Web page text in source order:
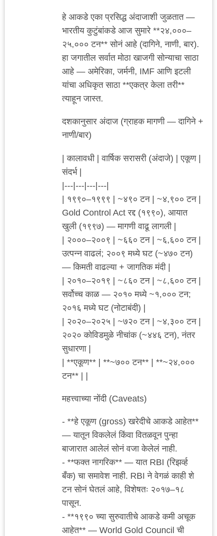
हे आकडे एका प्रसिद्ध अंदाजाशी जुळतात —
भारतीय कुटुंबांकडे आज सुमारे **२४,०००–
२५,००० टन** सोनं आहे (दागिने, नाणी, बार).
हा जगातील सर्वात मोठा खाजगी सोन्याचा साठा
आहे — अमेरिका, जर्मनी, IMF आणि इटली
यांचा अधिकृत साठा **एकत्र केला तरी**
त्याहून जास्त.
दशकानुसार अंदाज (ग्राहक मागणी — दागिने +
नाणी/बार)
| कालावधी | वार्षिक सरासरी (अंदाजे) | एकूण |
संदर्भ |
|---|---|---|---|
| १९९०–१९९९ | ~४९० टन | ~४,९०० टन |
Gold Control Act रद्द (१९९०), आयात
खुली (१९९७) — मागणी वाढू लागली |
| २०००–२००९ | ~६६० टन | ~६,६०० टन |
उत्पन्न वाढलं; २००९ मध्ये घट (~४७० टन)
— किमती वाढल्या + जागतिक मंदी |
| २०१०–२०१९ | ~८६० टन | ~८,६०० टन |
सर्वोच्च काळ — २०१० मध्ये ~१,००० टन;
२०१६ मध्ये घट (नोटाबंदी) |
| २०२०–२०२५ | ~७२० टन | ~४,३०० टन |
२०२० कोविडमुळे नीचांक (~४४६ टन), नंतर
सुधारणा |
| **एकूण** | **~७०० टन** | **~२४,०००
टन** | |
महत्त्वाच्या नोंदी (Caveats)
- **हे एकूण (gross) खरेदीचे आकडे आहेत**
— यातून विकलेलं किंवा वितळवून पुन्हा
बाजारात आलेलं सोनं वजा केलेलं नाही.
- **फक्त नागरिक** — यात RBI (रिझर्व्ह
बँक) चा समावेश नाही. RBI ने वेगळं काही शे
टन सोनं घेतलं आहे, विशेषतः २०१७–१८
पासून.
- **१९९० च्या सुरुवातीचे आकडे कमी अचूक
आहेत** — World Gold Council ची